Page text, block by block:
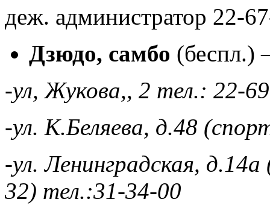
деж. администратор 22-
Дзюдо, самбо (беспл.)
-ул, Жукова,, 2 тел.: 22-
-ул. К.Беляева, д.48
-ул. Ленинградская,
32) тел.:31-34-00